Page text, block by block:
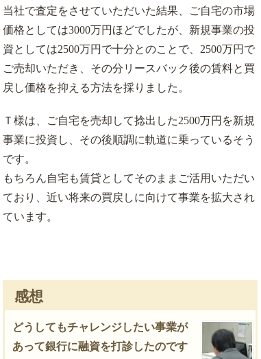
当社で査定をさせていただいた結果、ご自宅の市場
価格としては3000万円ほどでしたが、新規事業の投
資としては2500万円で十分とのことで、2500万円で
ご売却いただき、その分リースバック後の賃料と買
戻し価格を抑える方法を採りました。
Ｔ様は、ご自宅を売却して捻出した2500万円を新規
事業に投資し、その後順調に軌道に乗っているそう
です。
もちろん自宅も賃貸としてそのままご活用いただい
ており、近い将来の買戻しに向けて事業を拡大され
ています。
感想
どうしてもチャレンジしたい事業が
あって銀行に融資を打診したのです